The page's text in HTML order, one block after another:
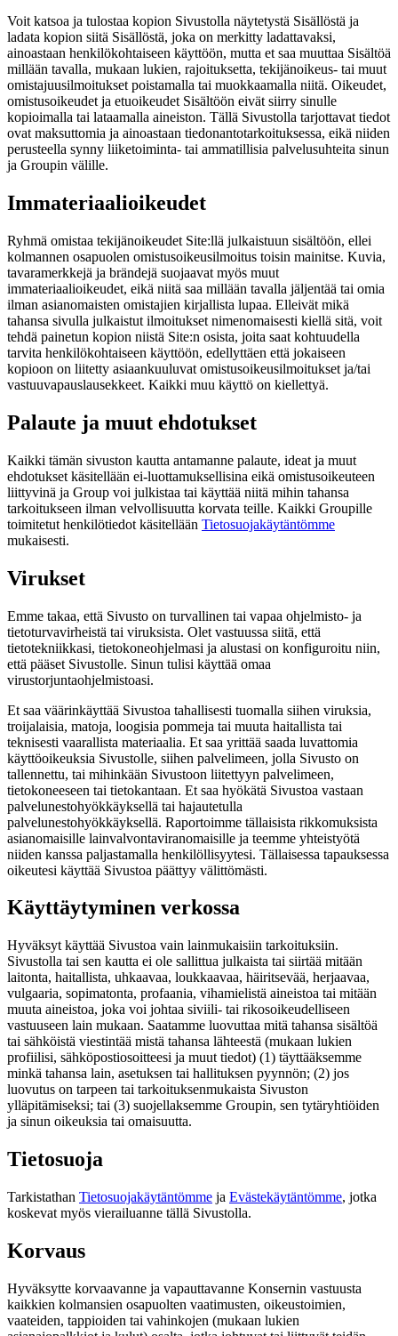
Voit katsoa ja tulostaa kopion Sivustolla näytetystä Sisällöstä ja
ladata kopion siitä Sisällöstä, joka on merkitty ladattavaksi,
ainoastaan henkilökohtaiseen käyttöön, mutta et saa muuttaa Sisältöä
millään tavalla, mukaan lukien, rajoituksetta, tekijänoikeus- tai muut
omistajuusilmoitukset poistamalla tai muokkaamalla niitä. Oikeudet,
omistusoikeudet ja etuoikeudet Sisältöön eivät siirry sinulle
kopioimalla tai lataamalla aineiston. Tällä Sivustolla tarjottavat tiedot
ovat maksuttomia ja ainoastaan tiedonantotarkoituksessa, eikä niiden
perusteella synny liiketoiminta- tai ammatillisia palvelusuhteita sinun
ja Groupin välille.
Immateriaalioikeudet
Ryhmä omistaa tekijänoikeudet Site:llä julkaistuun sisältöön, ellei
kolmannen osapuolen omistusoikeusilmoitus toisin mainitse. Kuvia,
tavaramerkkejä ja brändejä suojaavat myös muut
immateriaalioikeudet, eikä niitä saa millään tavalla jäljentää tai omia
ilman asianomaisten omistajien kirjallista lupaa. Elleivät mikä
tahansa sivulla julkaistut ilmoitukset nimenomaisesti kiellä sitä, voit
tehdä painetun kopion niistä Site:n osista, joita saat kohtuudella
tarvita henkilökohtaiseen käyttöön, edellyttäen että jokaiseen
kopioon on liitetty asiaankuuluvat omistusoikeusilmoitukset ja/tai
vastuuvapauslausekkeet. Kaikki muu käyttö on kiellettyä.
Palaute ja muut ehdotukset
Kaikki tämän sivuston kautta antamanne palaute, ideat ja muut
ehdotukset käsitellään ei‑luottamuksellisina eikä omistusoikeuteen
liittyvinä ja Group voi julkistaa tai käyttää niitä mihin tahansa
tarkoitukseen ilman velvollisuutta korvata teille. Kaikki Groupille
toimitetut henkilötiedot käsitellään Tietosuojakäytäntömme
mukaisesti.
Virukset
Emme takaa, että Sivusto on turvallinen tai vapaa ohjelmisto- ja
tietoturvavirheistä tai viruksista. Olet vastuussa siitä, että
tietotekniikkasi, tietokoneohjelmasi ja alustasi on konfiguroitu niin,
että pääset Sivustolle. Sinun tulisi käyttää omaa
virustorjuntaohjelmistoasi.
Et saa väärinkäyttää Sivustoa tahallisesti tuomalla siihen viruksia,
troijalaisia, matoja, loogisia pommeja tai muuta haitallista tai
teknisesti vaarallista materiaalia. Et saa yrittää saada luvattomia
käyttöoikeuksia Sivustolle, siihen palvelimeen, jolla Sivusto on
tallennettu, tai mihinkään Sivustoon liitettyyn palvelimeen,
tietokoneeseen tai tietokantaan. Et saa hyökätä Sivustoa vastaan
palvelunestohyökkäyksellä tai hajautetulla
palvelunestohyökkäyksellä. Raportoimme tällaisista rikkomuksista
asianomaisille lainvalvontaviranomaisille ja teemme yhteistyötä
niiden kanssa paljastamalla henkilöllisyytesi. Tällaisessa tapauksessa
oikeutesi käyttää Sivustoa päättyy välittömästi.
Käyttäytyminen verkossa
Hyväksyt käyttää Sivustoa vain lainmukaisiin tarkoituksiin.
Sivustolla tai sen kautta ei ole sallittua julkaista tai siirtää mitään
laitonta, haitallista, uhkaavaa, loukkaavaa, häiritsevää, herjaavaa,
vulgaaria, sopimatonta, profaania, vihamielistä aineistoa tai mitään
muuta aineistoa, joka voi johtaa siviili- tai rikosoikeudelliseen
vastuuseen lain mukaan. Saatamme luovuttaa mitä tahansa sisältöä
tai sähköistä viestintää mistä tahansa lähteestä (mukaan lukien
profiilisi, sähköpostiosoitteesi ja muut tiedot) (1) täyttääksemme
minkä tahansa lain, asetuksen tai hallituksen pyynnön; (2) jos
luovutus on tarpeen tai tarkoituksenmukaista Sivuston
ylläpitämiseksi; tai (3) suojellaksemme Groupin, sen tytäryhtiöiden
ja sinun oikeuksia tai omaisuutta.
Tietosuoja
Tarkistathan Tietosuojakäytäntömme ja Evästekäytäntömme, jotka
koskevat myös vierailuanne tällä Sivustolla.
Korvaus
Hyväksytte korvaavanne ja vapauttavanne Konsernin vastuusta
kaikkien kolmansien osapuolten vaatimusten, oikeustoimien,
vaateiden, tappioiden tai vahinkojen (mukaan lukien